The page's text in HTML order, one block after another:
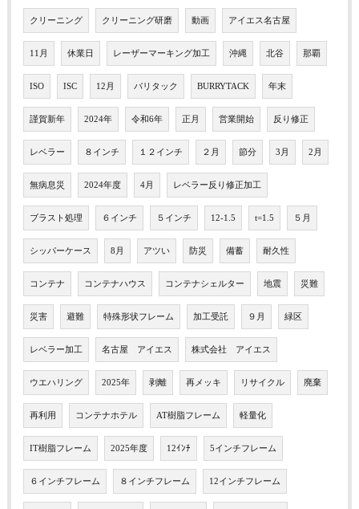
クリーニング クリーニング研磨 動画 アイエス名古屋
11月 休業日 レーザーマーキング加工 沖縄 北谷 那覇
ISO ISC 12月 バリタック BURRYTACK 年末
謹賀新年 2024年 令和6年 正月 営業開始 反り修正
レベラー ８インチ １２インチ ２月 節分 3月 2月
無病息災 2024年度 4月 レベラー反り修正加工
ブラスト処理 ６インチ ５インチ 12-1.5 t=1.5 ５月
シッパーケース 8月 アツい 防災 備蓄 耐久性
コンテナ コンテナハウス コンテナシェルター 地震 災難
災害 避難 特殊形状フレーム 加工受託 ９月 緑区
レベラー加工 名古屋 アイエス 株式会社 アイエス
ウエハリング 2025年 剥離 再メッキ リサイクル 廃棄
再利用 コンテナホテル AT樹脂フレーム 軽量化
IT樹脂フレーム 2025年度 12ｲﾝﾁ 5インチフレーム
６インチフレーム ８インチフレーム 12インチフレーム